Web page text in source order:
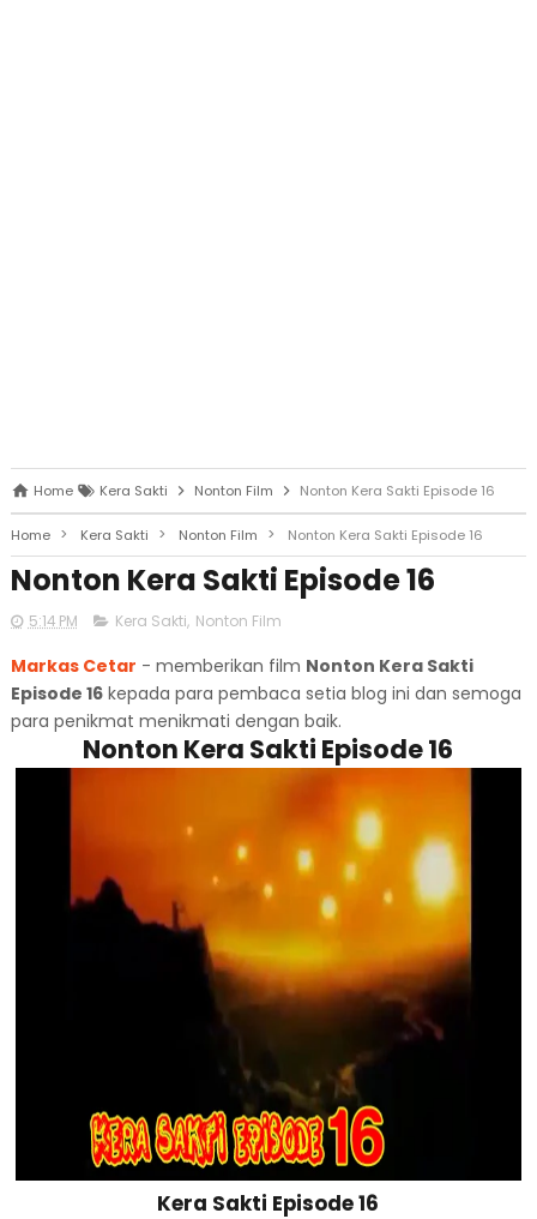
Home Kera Sakti Nonton Film Nonton Kera Sakti Episode 16
Home > Kera Sakti > Nonton Film > Nonton Kera Sakti Episode 16
Nonton Kera Sakti Episode 16
5:14 PM Kera Sakti, Nonton Film
Markas Cetar - memberikan film Nonton Kera Sakti
Episode 16kepada para pembaca setia blog ini dan semoga
para penikmat menikmati dengan baik.
Nonton Kera Sakti Episode 16
Kera Sakti Episode 16